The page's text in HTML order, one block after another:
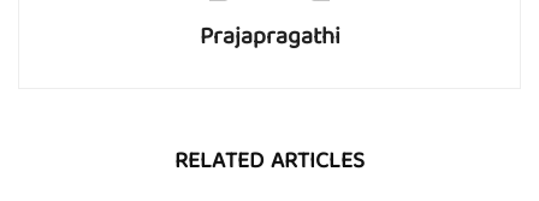
Prajapragathi
RELATED ARTICLES